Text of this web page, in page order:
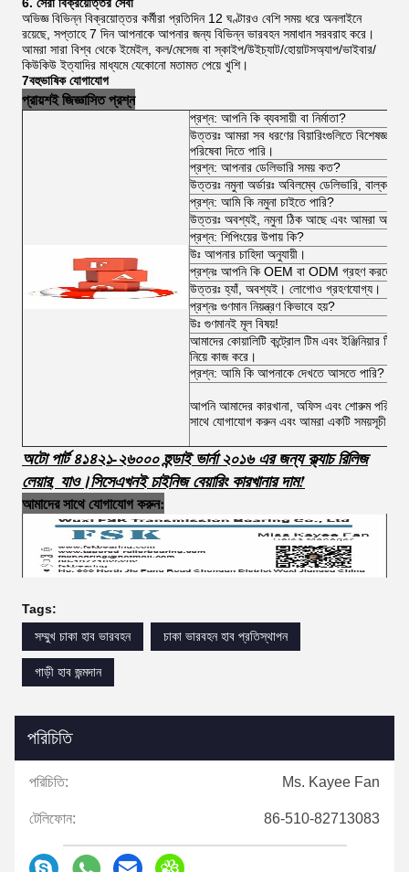
অভিজ্ঞ বিভিন্ন বিক্রয়োত্তর কর্মীরা প্রতিদিন 12 ঘণ্টারও বেশি সময় ধরে অনলাইনে
রয়েছে, সপ্তাহে 7 দিন আপনাকে আপনার জন্য বিভিন্ন ভারবহন সমাধান সরবরাহ করে।
আমরা সারা বিশ্ব থেকে ইমেইল, কল/মেসেজ বা স্কাইপ/উইচ্যাট/হোয়াটসঅ্যাপ/ভাইবার/
কিউকিউ ইত্যাদির মাধ্যমে যেকোনো মতামত পেয়ে খুশি।
7বহুভাষিক যোগাযোগ
প্রায়শই জিজ্ঞাসিত প্রশ্ন
প্রশ্ন: আপনি কি ব্যবসায়ী বা নির্মাতা?
উত্তরঃ আমরা সব ধরণের বিয়ারিংগুলিতে বিশেষজ্ঞ
পরিষেবা দিতে পারি।
প্রশ্ন: আপনার ডেলিভারি সময় কত?
উত্তরঃ নমুনা অর্ডারঃ অবিলম্বে ডেলিভারি, বাল্ক
প্রশ্ন: আমি কি নমুনা চাইতে পারি?
উত্তরঃ অবশ্যই, নমুনা ঠিক আছে এবং আমরা আপনাকে
প্রশ্ন: শিপিংয়ের উপায় কি?
উঃ আপনার চাহিদা অনুযায়ী।
প্রশ্নঃ আপনি কি OEM বা ODM গ্রহণ করতে
উত্তরঃ হ্যাঁ, অবশ্যই। লোগোও গ্রহণযোগ্য।
প্রশ্নঃ গুণমান নিয়ন্ত্রণ কিভাবে হয়?
উঃ গুণমানই মূল বিষয়!
আমাদের কোয়ালিটি কন্ট্রোল টিম এবং ইঞ্জিনিয়ার টিম
নিয়ে কাজ করে।
প্রশ্ন: আমি কি আপনাকে দেখতে আসতে পারি?
আপনি আমাদের কারখানা, অফিস এবং শোরুম
সাথে যোগাযোগ করুন এবং আমরা একটি সময়সূচী
অটো পার্ট ৪১৪২১-২৬০০০ হুন্ডাই ভার্না ২০১৬ এর জন্য ক্ল্যাচ রিলিজ
লেয়ার, যাও।সিসেএখনই চাইনিজ বেয়ারিং কারখানার দাম!
আমাদের সাথে যোগাযোগ করুন:
Tags:
সম্মুখ চাকা হাব ভারবহন
চাকা ভারবহন হাব প্রতিস্থাপন
গাড়ী হাব জন্মদান
পরিচিতি
পরিচিতি: Ms. Kayee Fan
টেলিফোন: 86-510-82713083